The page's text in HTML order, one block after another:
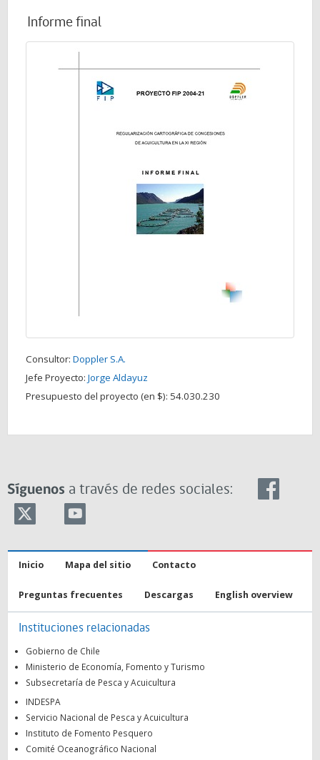
Informe final
Consultor: Doppler S.A.
Jefe Proyecto: Jorge Aldayuz
Presupuesto del proyecto (en $): 54.030.230
Síguenos a través de redes sociales:
Inicio Mapa del sitio Contacto
Preguntas frecuentes Descargas English overview
Instituciones relacionadas
Gobierno de Chile
Ministerio de Economía, Fomento y Turismo
Subsecretaría de Pesca y Acuicultura
INDESPA
Servicio Nacional de Pesca y Acuicultura
Instituto de Fomento Pesquero
Comité Oceanográfico Nacional